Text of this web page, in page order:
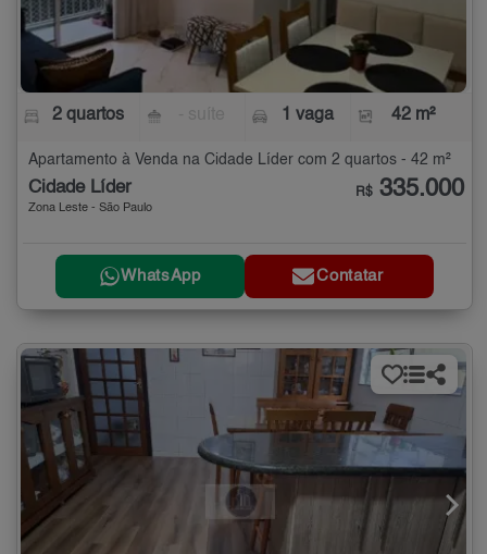
2 quartos 1 vaga 42 m²
Apartamento à Venda na Cidade Líder com 2 quartos - 42 m²
Cidade Líder
Zona Leste - São Paulo
R$ 335.000
WhatsApp Contatar